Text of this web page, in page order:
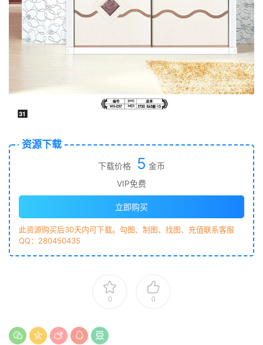
资源下载
下载价格 5 金币
VIP免费
立即购买
此资源购买后30天内可下载。勾图、制图、找图、充值联系客服
QQ：280450435
0 0